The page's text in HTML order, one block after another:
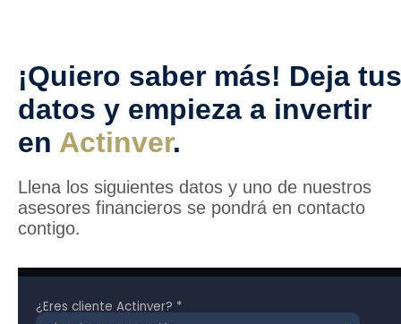
¡Quiero saber más! Deja tus
datos y empieza a invertir
en Actinver.
Llena los siguientes datos y uno de nuestros
asesores financieros se pondrá en contacto
contigo.